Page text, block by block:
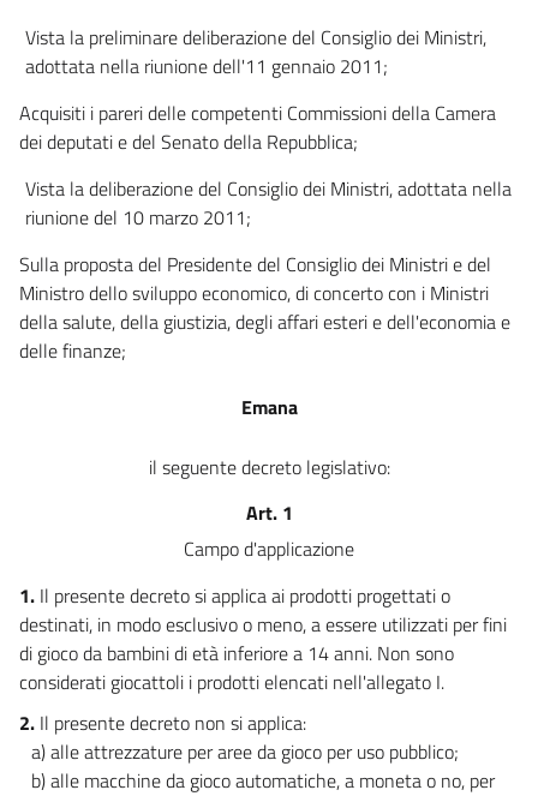
Vista la preliminare deliberazione del Consiglio dei Ministri,
adottata nella riunione dell'11 gennaio 2011;
Acquisiti i pareri delle competenti Commissioni della Camera
dei deputati e del Senato della Repubblica;
Vista la deliberazione del Consiglio dei Ministri, adottata nella
riunione del 10 marzo 2011;
Sulla proposta del Presidente del Consiglio dei Ministri e del
Ministro dello sviluppo economico, di concerto con i Ministri
della salute, della giustizia, degli affari esteri e dell'economia e
delle finanze;
Emana
il seguente decreto legislativo:
Art. 1
Campo d'applicazione
1. Il presente decreto si applica ai prodotti progettati o
destinati, in modo esclusivo o meno, a essere utilizzati per fini
di gioco da bambini di età inferiore a 14 anni. Non sono
considerati giocattoli i prodotti elencati nell'allegato I.
2. Il presente decreto non si applica:
a) alle attrezzature per aree da gioco per uso pubblico;
b) alle macchine da gioco automatiche, a moneta o no, per